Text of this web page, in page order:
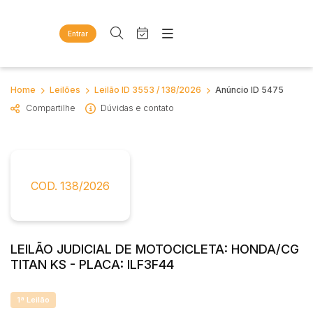
Entrar
Criar conta Entrar
Site
Agenda
Quem Somos
Diversos
Imóveis
Casas
Rural
Busca por palavra-chave
Bairro
Judiciais Extrajudiciais
R$
Quem Somos
Home Leilões Leilão ID 3553 / 138/2026
Anúncio ID 5475
Compartilhe
Dúvidas e contato
COD. 138/2026
LEILÃO JUDICIAL DE MOTOCICLETA: HONDA/CG
TITAN KS - PLACA: ILF3F44
1ª Leilão